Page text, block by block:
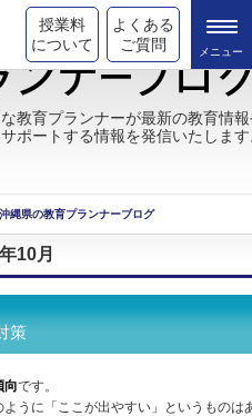
授業料
について
よくある
ご質問
教育プランナーが最新の教育情
ポートする情報を発信いたしま
沖縄県の教育プランナーブログ
10月
策
です。
うに「ここが出やすい」というものは